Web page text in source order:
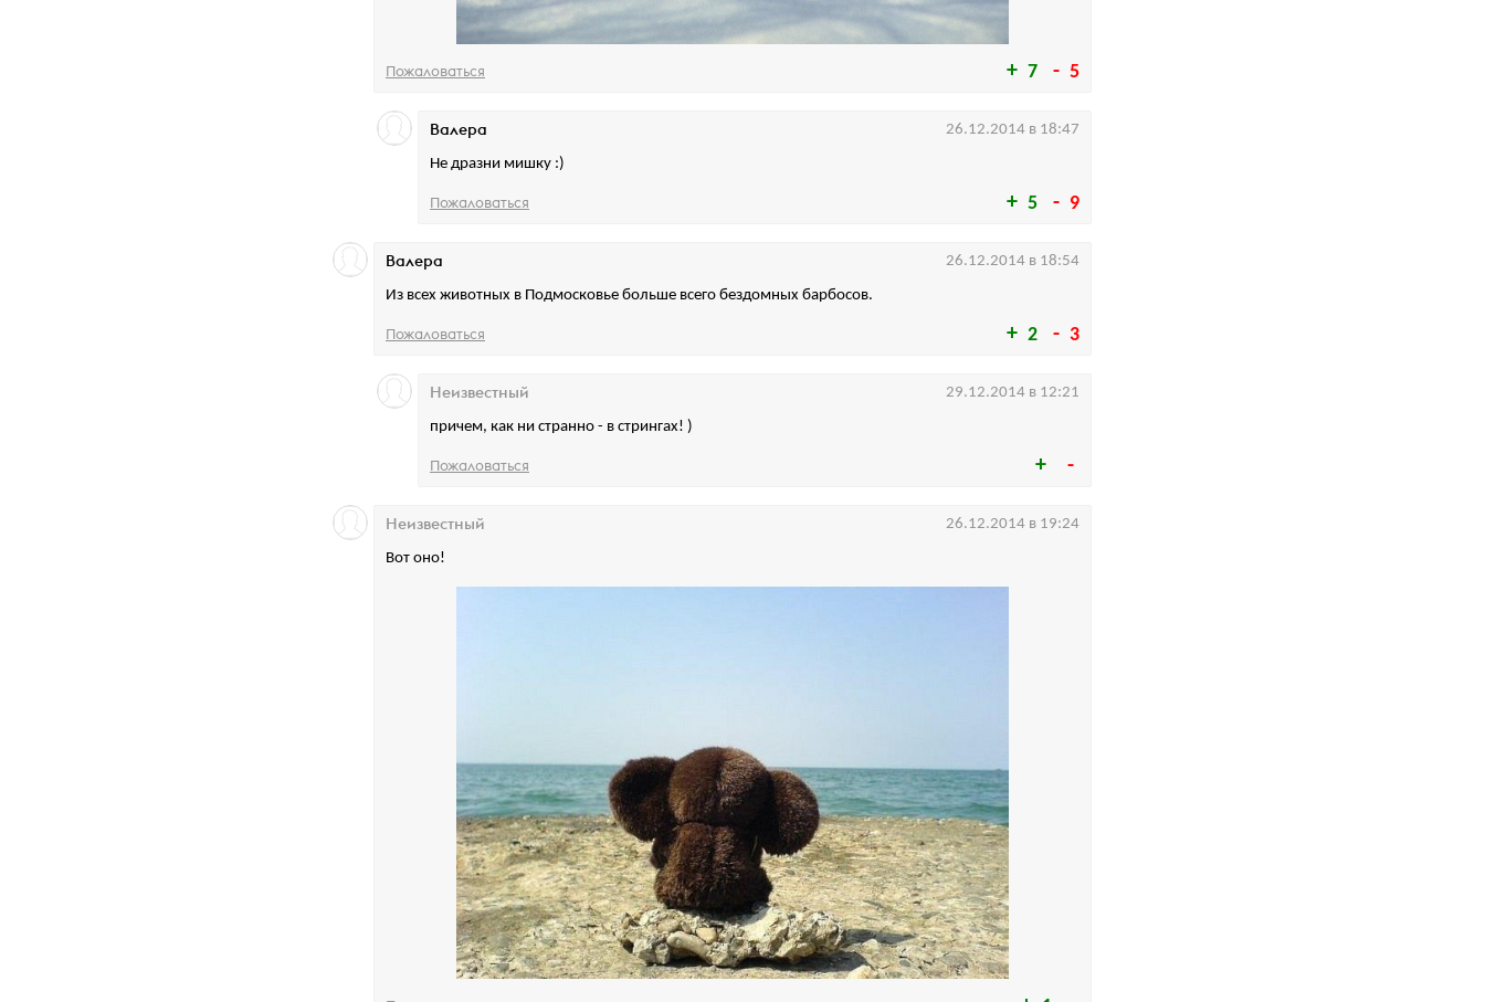
7 5
Пожаловаться
5 9
Не дразни мишку :)
Валера 26.12.2014 в 18:47
Пожаловаться
2 3
Из всех животных в Подмосковье больше всего бездомных барбосов.
Валера 26.12.2014 в 18:54
Пожаловаться
причем, как ни странно - в стрингах! )
Неизвестный 29.12.2014 в 12:21
Пожаловаться
Вот оно!
Неизвестный 26.12.2014 в 19:24